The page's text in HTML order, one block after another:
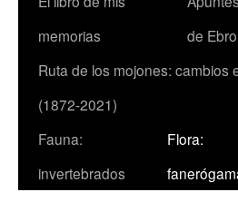
memorias
de Ebro
Ruta de los mojones: cambios
(1872-2021)
Fauna:
invertebrados
Flora: